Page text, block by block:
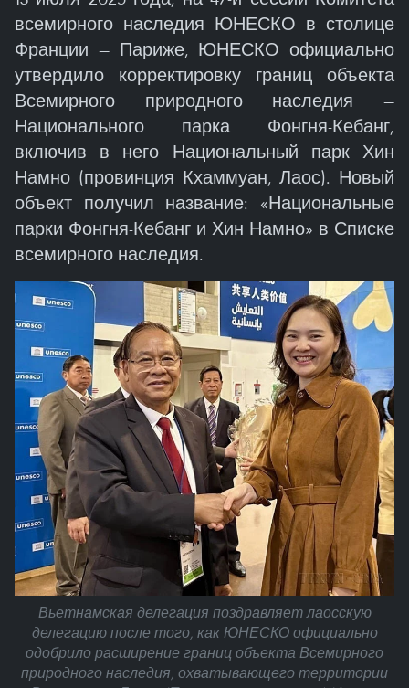
всемирного наследия ЮНЕСКО в столице
Франции — Париже, ЮНЕСКО официально
утвердило корректировку границ объекта
Всемирного природного наследия —
Национального парка Фонгня-Кебанг,
включив в него Национальный парк Хин
Намно (провинция Кхаммуан, Лаос). Новый
объект получил название: «Национальные
парки Фонгня-Кебанг и Хин Намно» в Списке
всемирного наследия.
Вьетнамская делегация поздравляет лаосскую
делегацию после того, как ЮНЕСКО официально
одобрило расширение границ объекта Всемирного
природного наследия, охватывающего территории